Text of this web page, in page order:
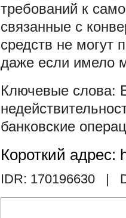
требований к
связанные с
средств не могут
даже если имело
банковские
Короткий адрес:
IDR: 170196630 |